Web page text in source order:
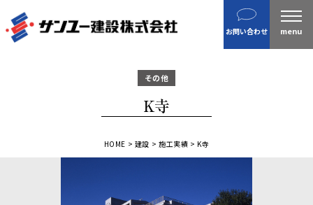
お問い合わせ
建設
その他
K寺
HOME > 建設 > 施工実績 > K寺